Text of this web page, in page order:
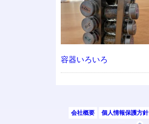
容器いろいろ
会社概要 個人情報保護方針